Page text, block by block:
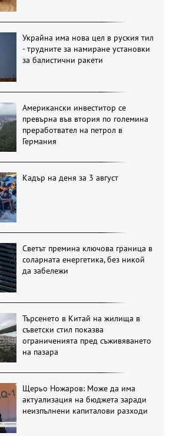
Украйна има нова цел в руския тил
- трудните за намиране установки
за балистични ракети
Американски инвеститор се
превърна във втория по големина
преработвател на петрол в
Германия
Кадър на деня за 3 август
Светът премина ключова граница в
соларната енергетика, без никой
да забележи
Търсенето в Китай на жилища в
съветски стил показва
ограниченията пред съживяването
на пазара
Щерьо Ножаров: Може да има
актуализация на бюджета заради
неизпълнени капиталови разходи